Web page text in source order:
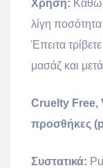
Χρήση:
λίγη
Έπειτα
μασάζ και
Cruelty Free,
προσθήκες
Συστατικά: